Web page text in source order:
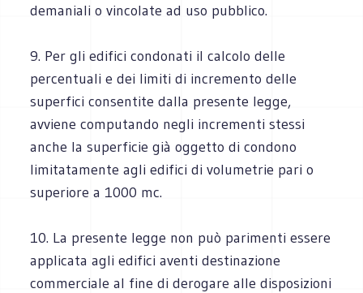
demaniali o vincolate ad uso pubblico.
9. Per gli edifici condonati il calcolo delle
percentuali e dei limiti di incremento delle
superfici consentite dalla presente legge,
avviene computando negli incrementi stessi
anche la superficie già oggetto di condono
limitatamente agli edifici di volumetrie pari o
superiore a 1000 mc.
10. La presente legge non può parimenti essere
applicata agli edifici aventi destinazione
commerciale al fine di derogare alle disposizioni